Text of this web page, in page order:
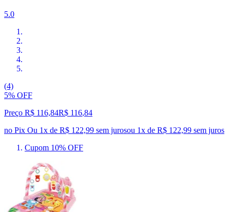
5.0
(4)
5% OFF
Preço R$ 116,84R$ 116,84
no Pix Ou 1x de R$ 122,99 sem jurosou 1x de R$ 122,99 sem juros
Cupom 10% OFF